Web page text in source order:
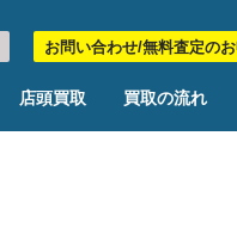
お問い合わせ/無料査定の
店頭買取 買取の流れ